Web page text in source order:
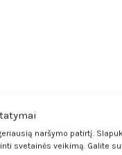
naršymo patirtį.
svetainės veikimą. Galite